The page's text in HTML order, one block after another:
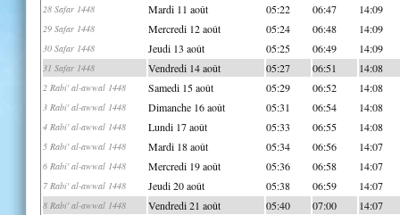
28 Safar 1448 Mardi 11 août 05:22 06:47 14:09
29 Safar 1448 Mercredi 12 août 05:24 06:48 14:09
30 Safar 1448 Jeudi 13 août 05:25 06:49 14:09
31 Safar 1448 Vendredi 14 août 05:27 06:51 14:08
2 Rabi' al-awwal 1448 Samedi 15 août 05:29 06:52 14:08
3 Rabi' al-awwal 1448 Dimanche 16 août 05:31 06:54 14:08
4 Rabi' al-awwal 1448 Lundi 17 août 05:33 06:55 14:08
5 Rabi' al-awwal 1448 Mardi 18 août 05:34 06:56 14:07
6 Rabi' al-awwal 1448 Mercredi 19 août 05:36 06:58 14:07
7 Rabi' al-awwal 1448 Jeudi 20 août 05:38 06:59 14:07
8 Rabi' al-awwal 1448 Vendredi 21 août 05:40 07:00 14:07